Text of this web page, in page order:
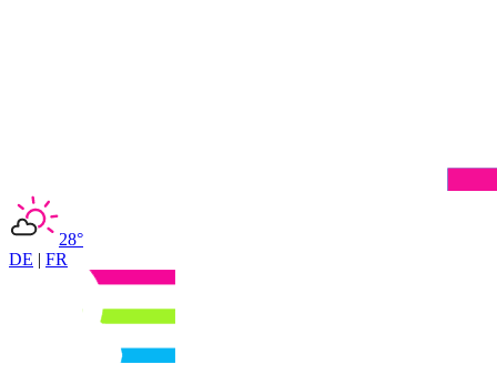
28°
DE | FR